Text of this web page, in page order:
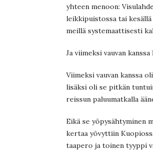
yhteen menoon:
leikkipuistossa tai kesällä
meillä systemaattisesti
Ja viimeksi vauvan
Viimeksi vauvan kanssa
lisäksi oli se pitkän
reissun paluumatkalla
Eikä se yöpysähtyminen
kertaa yövyttiin
taapero ja toinen tyyppi